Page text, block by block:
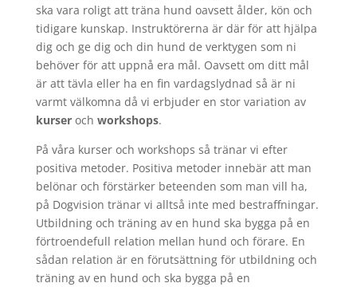
ska vara roligt att träna hund oavsett ålder, kön och
tidigare kunskap. Instruktörerna är där för att hjälpa
dig och ge dig och din hund de verktygen som ni
behöver för att uppnå era mål. Oavsett om ditt mål
är att tävla eller ha en fin vardagslydnad så är ni
varmt välkomna då vi erbjuder en stor variation av
kurseroch workshops.
På våra kurser och workshops så tränar vi efter
positiva metoder. Positiva metoder innebär att man
belönar och förstärker beteenden som man vill ha,
på Dogvision tränar vi alltså inte med bestraffningar.
Utbildning och träning av en hund ska bygga på en
förtroendefull relation mellan hund och förare. En
sådan relation är en förutsättning för utbildning och
träning av en hund och ska bygga på en